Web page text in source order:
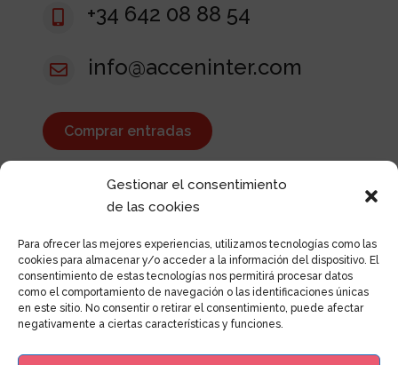
Gestionar el consentimiento
de las cookies
Para ofrecer las mejores experiencias, utilizamos tecnologías como las
cookies para almacenar y/o acceder a la información del dispositivo. El
consentimiento de estas tecnologías nos permitirá procesar datos
como el comportamiento de navegación o las identificaciones únicas
en este sitio. No consentir o retirar el consentimiento, puede afectar
negativamente a ciertas características y funciones.
 +34 642 08 88 54
 info@acceninter.com
Comprar entradas
© 2025 Todos los derechos reservados